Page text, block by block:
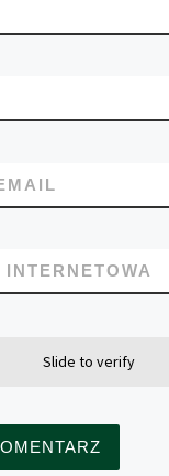
INTERNETOWA
Slide to verify